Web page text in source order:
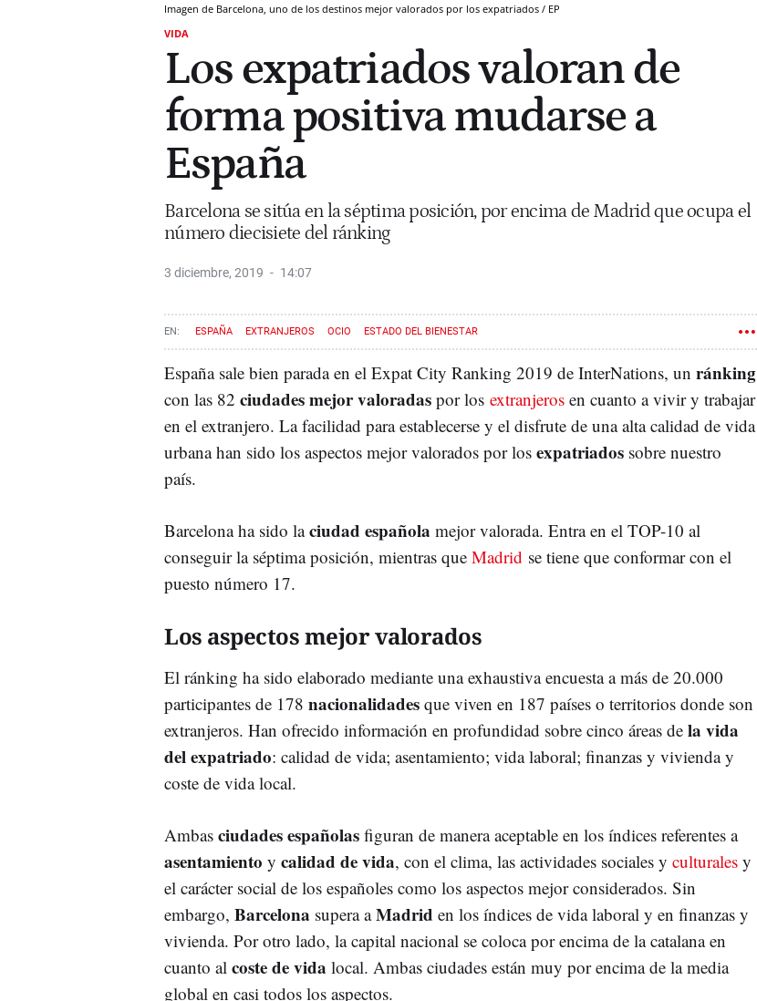
Imagen de Barcelona, uno de los destinos mejor valorados por los expatriados / EP
VIDA
Los expatriados valoran de
forma positiva mudarse a
España
Barcelona se sitúa en la séptima posición, por encima de Madrid que ocupa el
número diecisiete del ránking
3 diciembre, 2019 14:07
ESPAÑA EXTRANJEROS OCIO ESTADO DEL BIENESTAR
España sale bien parada en el Expat City Ranking 2019 de InterNations, un ránking
con las 82 ciudades mejor valoradas por los extranjeros en cuanto a vivir y trabajar
en el extranjero. La facilidad para establecerse y el disfrute de una alta calidad de vida
urbana han sido los aspectos mejor valorados por los expatriados sobre nuestro
país.
Barcelona ha sido laciudad española mejor valorada. Entra en el TOP-10 al
conseguir la séptima posición, mientras que Madrid se tiene que conformar con el
puesto número 17.
Los aspectos mejor valorados
El ránking ha sido elaborado mediante una exhaustiva encuesta a más de 20.000
participantes de 178 nacionalidades que viven en 187 países o territorios donde son
extranjeros. Han ofrecido información en profundidad sobre cinco áreas de la vida
del expatriado: calidad de vida; asentamiento; vida laboral; finanzas y vivienda y
coste de vida local.
Ambas ciudades españolas figuran de manera aceptable en los índices referentes a
asentamiento y calidad de vida, con el clima, las actividades sociales y culturales y
el carácter social de los españoles como los aspectos mejor considerados. Sin
embargo, Barcelona supera aMadrid en los índices de vida laboral y en finanzas y
vivienda. Por otro lado, la capital nacional se coloca por encima de la catalana en
cuanto al coste de vida local. Ambas ciudades están muy por encima de la media
global en casi todos los aspectos.